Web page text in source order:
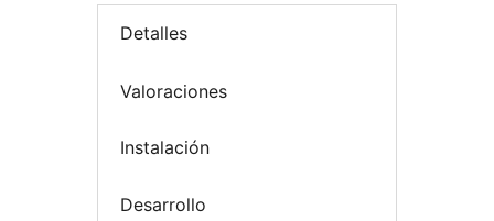
Detalles
Valoraciones
Instalación
Desarrollo